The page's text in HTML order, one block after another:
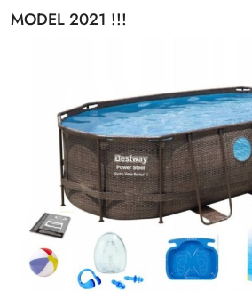
MODEL 2021 !!!